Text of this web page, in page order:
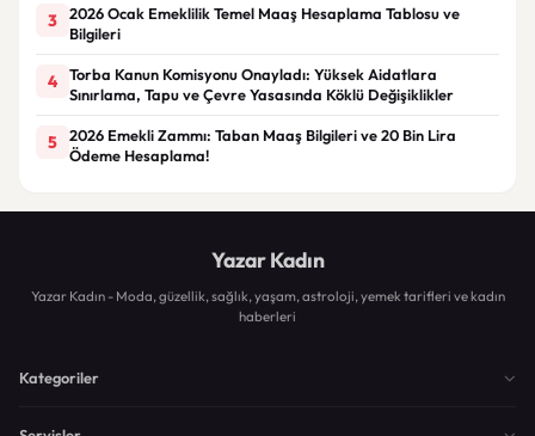
3
2026 Ocak Emeklilik Temel Maaş Hesaplama Tablosu ve
Bilgileri
4
Torba Kanun Komisyonu Onayladı: Yüksek Aidatlara
Sınırlama, Tapu ve Çevre Yasasında Köklü Değişiklikler
5
2026 Emekli Zammı: Taban Maaş Bilgileri ve 20 Bin Lira
Ödeme Hesaplama!
Yazar Kadın
Yazar Kadın - Moda, güzellik, sağlık, yaşam, astroloji, yemek tarifleri ve kadın
haberleri
Kategoriler